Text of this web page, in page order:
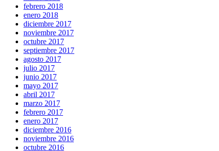
febrero 2018
enero 2018
diciembre 2017
noviembre 2017
octubre 2017
septiembre 2017
agosto 2017
julio 2017
junio 2017
mayo 2017
abril 2017
marzo 2017
febrero 2017
enero 2017
diciembre 2016
noviembre 2016
octubre 2016